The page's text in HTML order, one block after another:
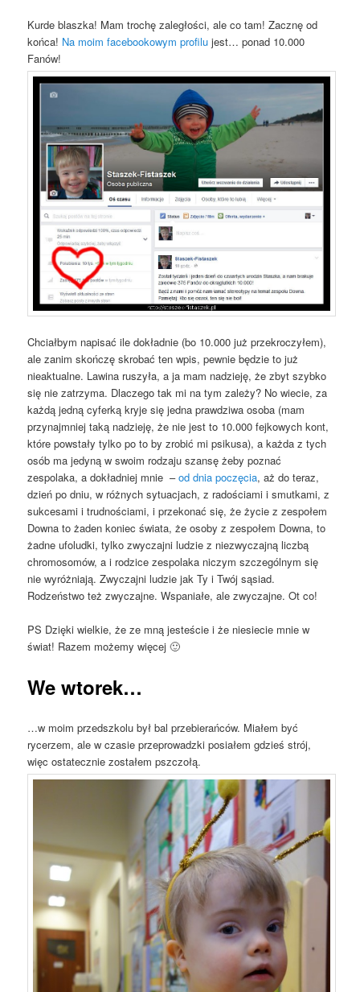
Kurde blaszka! Mam trochę zaległości, ale co tam! Zacznę od
końca! Na moim facebookowym profilu jest… ponad 10.000
Fanów!
Chciałbym napisać ile dokładnie (bo 10.000 już przekroczyłem),
ale zanim skończę skrobać ten wpis, pewnie będzie to już
nieaktualne. Lawina ruszyła, a ja mam nadzieję, że zbyt szybko
się nie zatrzyma. Dlaczego tak mi na tym zależy? No wiecie, za
każdą jedną cyferką kryje się jedna prawdziwa osoba (mam
przynajmniej taką nadzieję, że nie jest to 10.000 fejkowych kont,
które powstały tylko po to by zrobić mi psikusa), a każda z tych
osób ma jedyną w swoim rodzaju szansę żeby poznać
zespolaka, a dokładniej mnie –od dnia poczęcia, aż do teraz,
dzień po dniu, w różnych sytuacjach, z radościami i smutkami, z
sukcesami i trudnościami, i przekonać się, że życie z zespołem
Downa to żaden koniec świata, że osoby z zespołem Downa, to
żadne ufoludki, tylko zwyczajni ludzie z niezwyczajną liczbą
chromosomów, a i rodzice zespolaka niczym szczególnym się
nie wyróżniają. Zwyczajni ludzie jak Ty i Twój sąsiad.
Rodzeństwo też zwyczajne. Wspaniałe, ale zwyczajne. Ot co!
PS Dzięki wielkie, że ze mną jesteście i że niesiecie mnie w
świat! Razem możemy więcej 🙂
We wtorek…
…w moim przedszkolu był bal przebierańców. Miałem być
rycerzem, ale w czasie przeprowadzki posiałem gdzieś strój,
więc ostatecznie zostałem pszczołą.